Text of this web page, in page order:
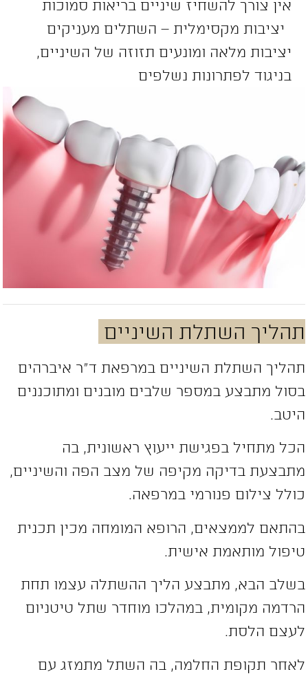
אין צורך להשחיז שיניים בריאות סמוכות
יציבות מקסימלית – השתלים מעניקים
יציבות מלאה ומונעים תזוזה של השיניים,
בניגוד לפתרונות נשלפים
השתלת השיניים
השתלת השיניים במרפאת ד”ר איברהים
מתבצע במספר שלבים מובנים ומתוכננים
מתחיל בפגישת ייעוץ ראשונית, בה
בדיקה מקיפה של מצב הפה והשיניים,
צילום פנורמי במרפאה.
לממצאים, הרופא המומחה מכין תכנית
מותאמת אישית.
הבא, מתבצע הליך ההשתלה עצמו תחת
מקומית, במהלכו מוחדר שתל טיטניום
הלסת.
תקופת החלמה, בה השתל מתמזג עם